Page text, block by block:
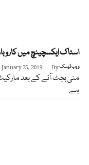
اسٹاک ایکسچینچ میں کاروبار کے آغاز
January 25, 2019 Byویب ڈیسک
منی بجٹ آنے کے بعد
ہے